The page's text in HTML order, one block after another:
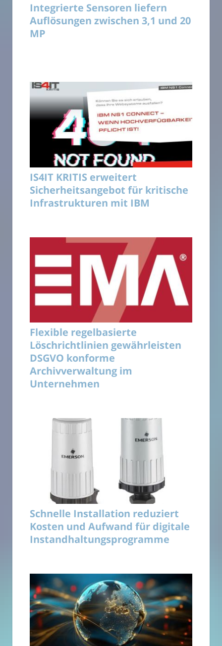
Integrierte Sensoren liefern
Auflösungen zwischen 3,1 und 20
MP
IS4IT KRITIS erweitert
Sicherheitsangebot für kritische
Infrastrukturen mit IBM
Flexible regelbasierte
Löschrichtlinien gewährleisten
DSGVO konforme
Archivverwaltung im
Unternehmen
Schnelle Installation reduziert
Kosten und Aufwand für digitale
Instandhaltungsprogramme